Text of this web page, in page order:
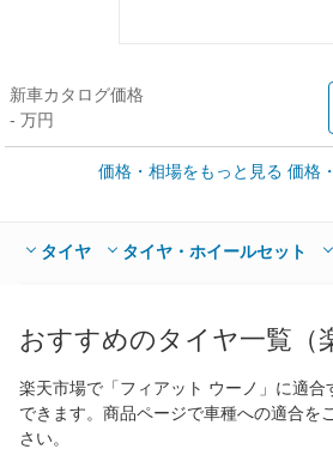
新車カタログ価格
- 万円
車買取価格 *
全国平均の車検価格 *
*当該価格は車種別の価格となります。
価格・相場をもっと見る 価格
タイヤ タイヤ・ホイールセット
おすすめのタイヤ一覧（
楽天市場で「フィアット ウーノ」に適
できます。商品ページで車種への適合を
さい。